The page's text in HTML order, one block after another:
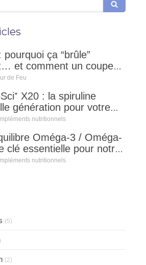
pourquoi ça “brûle”
et comment un coupeur
accompagner ?
de Feu
X20 : la spiruline
génération pour votre
naturellenutritionnels
Oméga-3 / Oméga-
clé essentielle pour notre
nutritionnels
(5)
(2)